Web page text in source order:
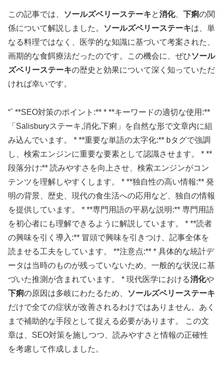
この記事では、 ソールズベリーステーキと消化、 下痢の関
係について解説しました。
ソールズベリーステーキは、単
なる料理ではなく、医学的な知識に基づいて考案された、
画期的な食餌療法だったのです。この機会に、ぜひソール
ズベリーステーキの歴史と効果について深く知っていただ
ければ幸いです。
“` **SEO対策のポイント:** * **キーワードの適切な使用:**
「Salisburyステーキ,消化,下痢」を自然な形で文章内に組
み込んでいます。 * **重要な単語の太字化:** bタグで強調
し、検索エンジンに重要な要素として認識させます。 * **
段落分け:** 読みやすさを向上させ、検索エンジンがコン
テンツを理解しやすくします。 * **独自性の高い情報:** 発
明の背景、歴史、現代の食生活への応用など、独自の情報
を提供しています。 * **専門用語の平易な説明:** 専門用語
を初心者にも理解できるように解説しています。 * **読者
の興味を引く導入:** 冒頭で興味を引きつけ、記事全体を
読ませる工夫をしています。 **注意点:** * 具体的な統計デ
ータは当時のものが残っていないため、一般的な状況に基
づいた推測が含まれています。 * 現代医学における消化や
下痢の原因は多岐にわたるため、
ソールズベリーステーキ
だけで全ての症状が改善されるわけではありません。あく
まで補助的な手段として捉える必要があります。 この文
章は、SEO対策を施しつつ、読みやすさと情報の正確性
を考慮して作成しました。